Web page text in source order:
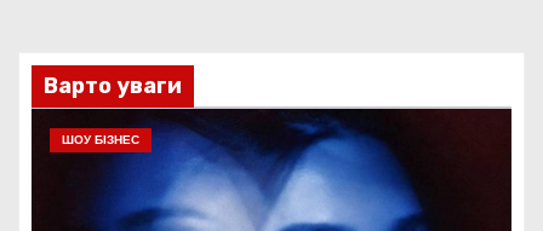
Варто уваги
ШОУ БІЗНЕС